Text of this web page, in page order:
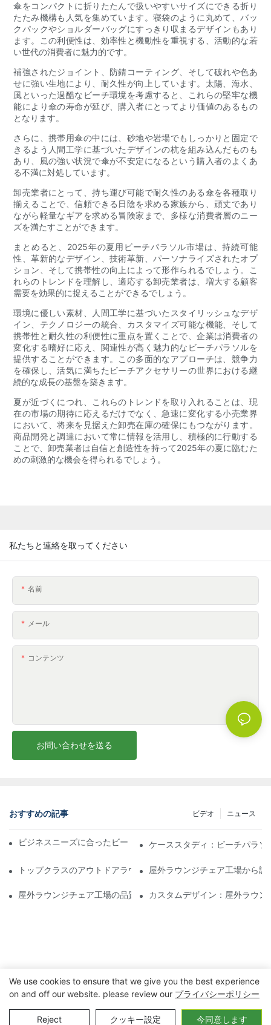
傘をコンパクトに折りたたんで扱いやすいサイズにできる折り
たたみ機構も人気を集めています。寝袋のように丸めて、バッ
クパックやショルダーバッグにすっきり収まるデザインもあり
ます。この利便性は、効率性と機動性を重視する、活動的な若
い世代の消費者に魅力的です。
補強されたジョイント、防錆コーティング、そして破れや色あ
せに強い生地により、耐久性が向上しています。太陽、海水、
風といった過酷なビーチ環境を考慮すると、これらの堅牢な機
能により傘の寿命が延び、購入者にとってより価値のあるもの
となります。
さらに、携帯用傘の中には、砂地や岩場でもしっかりと固定で
きるよう人間工学に基づいたデザインの杭を組み込んだものも
あり、風の強い状況で傘が不安定になるという購入者のよくあ
る不満に対処しています。
卸売業者にとって、持ち運び可能で耐久性のある傘を各種取り
揃えることで、信頼できる日陰を求める家族から、頑丈であり
ながら軽量なギアを求める冒険家まで、多様な消費者層のニー
ズを満たすことができます。
まとめると、2025年の夏用ビーチパラソル市場は、持続可能
性、革新的なデザイン、技術革新、パーソナライズされたオプ
ション、そして携帯性の向上によって形作られるでしょう。こ
れらのトレンドを理解し、適応する卸売業者は、増大する顧客
需要を効果的に捉えることができるでしょう。
環境に優しい素材、人間工学に基づいたスタイリッシュなデザ
イン、テクノロジーの統合、カスタマイズ可能な機能、そして
携帯性と耐久性の利便性に重点を置くことで、企業は消費者の
変化する嗜好に応え、関連性が高く魅力的なビーチパラソルを
提供することができます。この多面的なアプローチは、競争力
を確保し、活気に満ちたビーチアクセサリーの世界における継
続的な成長の基盤を築きます。
夏が近づくにつれ、これらのトレンドを取り入れることは、現
在の市場の期待に応えるだけでなく、急速に変化する小売業界
において、将来を見据えた卸売在庫の確保にもつながります。
商品開発と調達において常に情報を活用し、積極的に行動する
ことで、卸売業者は自信と創造性を持って2025年の夏に臨むた
めの刺激的な機会を得られるでしょう。
私たちと連絡を取ってください
名前
メール
コンテンツ
お問い合わせを送る
おすすめの記事 ニュース
ビデオ
ビジネスニーズに合ったビーチパラソル販売業者を見つける
ケーススタディ：ビーチパラ
トップクラスのアウトドアラウンジチェア工場に期待できること
屋外ラウンジチェア工場から調
屋外ラウンジチェア工場の品質評価方法カスタムデザイン：屋外ラウ
著作権 © 2023 寧波玄亨アウトドア&ホームアプライアンス株式会
社 |
プライバシーポリシー サイトマップ
We use cookies to ensure that we give you the best experience
on and off our website. please review our プライバシーポリシー
Reject クッキー設定 今同意します